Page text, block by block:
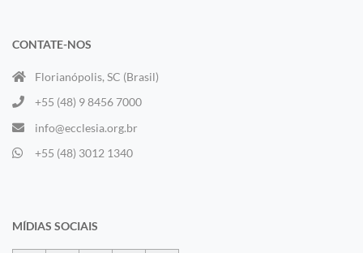
CONTATE-NOS
Florianópolis, SC (Brasil)
+55 (48) 9 8456 7000
info@ecclesia.org.br
+55 (48) 3012 1340
MÍDIAS SOCIAIS